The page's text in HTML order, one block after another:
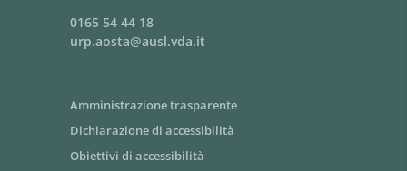
0165 54 44 18
urp.aosta@ausl.vda.it
Amministrazione trasparente
Dichiarazione di accessibilità
Obiettivi di accessibilità